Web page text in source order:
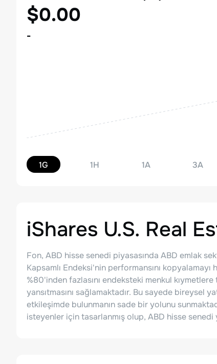
$0.00
-
1G 1H 1A 3A
iShares U.S. Real
Fon, ABD hisse senedi piyasasında ABD emlak
Kapsamlı Endeksi'nin performansını kopyalamayı
%80'inden fazlasını endeksteki menkul
yansıtmasını sağlamaktadır. Bu sayede bireysel
etkileşimde bulunmanın sade bir yolunu
isteyenler için tasarlanmış olup, ABD hisse senedi